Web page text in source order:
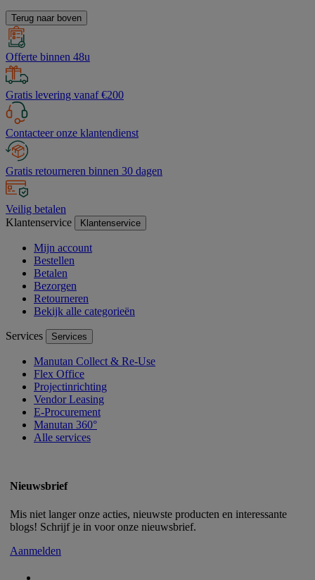
Terug naar boven
Offerte binnen 48u
Gratis levering vanaf €200
Contacteer onze klantendienst
Gratis retourneren binnen 30 dagen
Veilig betalen
Klantenservice
Klantenservice
Mijn account
Bestellen
Betalen
Bezorgen
Retourneren
Bekijk alle categorieën
Services Services
Manutan Collect & Re-Use
Flex Office
Projectinrichting
Vendor Leasing
E-Procurement
Manutan 360°
Alle services
Nieuwsbrief
Mis niet langer onze acties, nieuwste producten en interessante
blogs! Schrijf je in voor onze nieuwsbrief.
Aanmelden